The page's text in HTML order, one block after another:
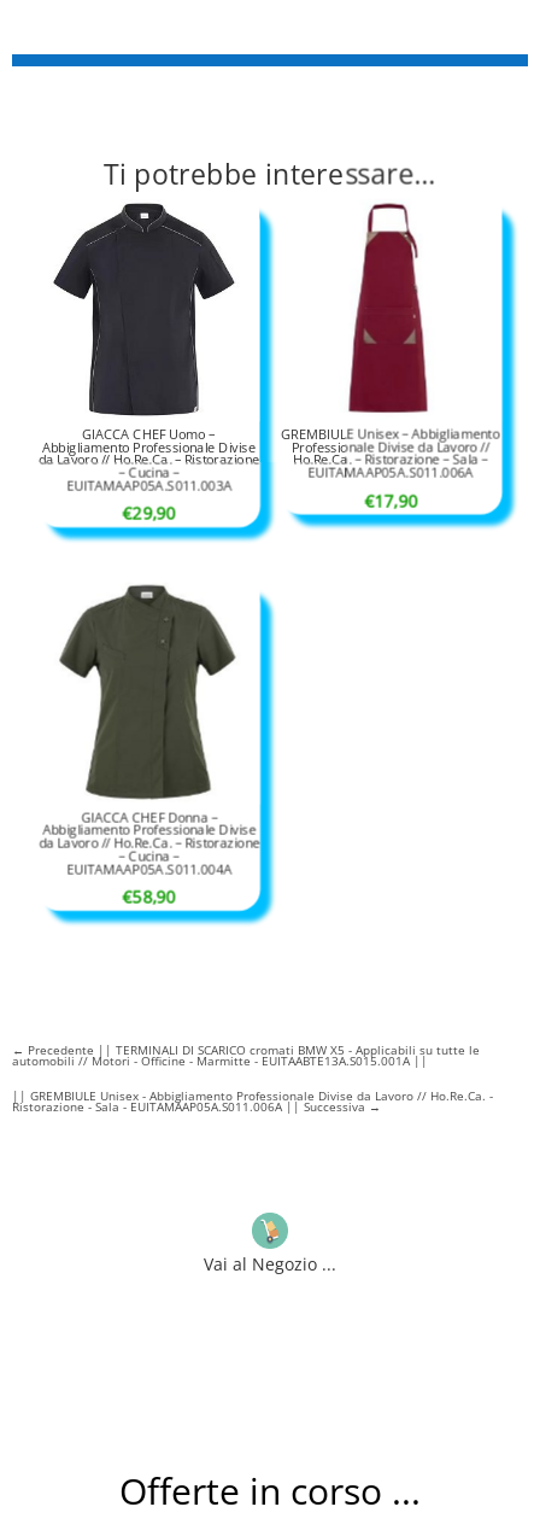
Ti potrebbe interessare…
GIACCA CHEF Uomo –
Abbigliamento Professionale Divise
da Lavoro // Ho.Re.Ca. – Ristorazione
– Cucina –
EUITAMAAP05A.S011.003A
€29,90
GREMBIULE Unisex – Abbigliamento
Professionale Divise da Lavoro //
Ho.Re.Ca. – Ristorazione – Sala –
EUITAMAAP05A.S011.006A
€17,90
GIACCA CHEF Donna –
Abbigliamento Professionale Divise
da Lavoro // Ho.Re.Ca. – Ristorazione
– Cucina –
EUITAMAAP05A.S011.004A
€58,90
← Precedente || TERMINALI DI SCARICO cromati BMW X5 - Applicabili su tutte le
automobili // Motori - Officine - Marmitte - EUITAABTE13A.S015.001A ||
|| GREMBIULE Unisex - Abbigliamento Professionale Divise da Lavoro // Ho.Re.Ca. -
Ristorazione - Sala - EUITAMAAP05A.S011.006A || Successiva→
Vai al Negozio ...
Offerte in corso ...